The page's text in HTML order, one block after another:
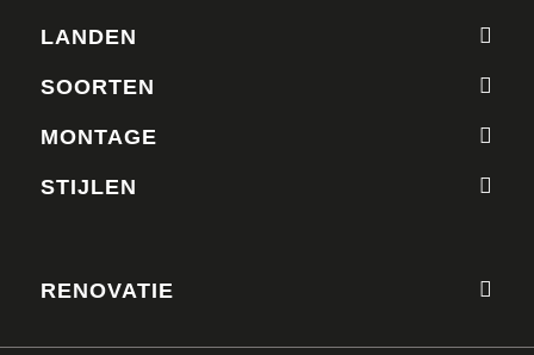
LANDEN
SOORTEN
MONTAGE
STIJLEN
RENOVATIE